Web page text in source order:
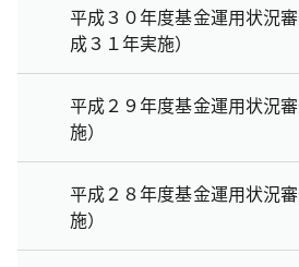
平成３０年度基金運用状況
成３１年実施）
平成２９年度基金運用状況
施）
平成２８年度基金運用状況
施）